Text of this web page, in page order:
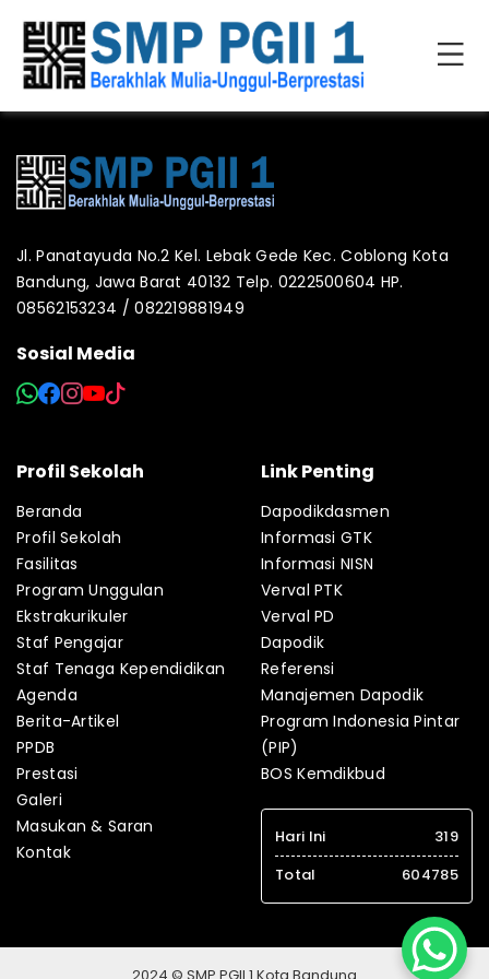
Jl. Panatayuda No.2 Kel. Lebak Gede Kec. Coblong Kota
Bandung, Jawa Barat 40132 Telp. 0222500604 HP.
08562153234 / 082219881949
Sosial Media
Profil Sekolah
Beranda
Profil Sekolah
Fasilitas
Program Unggulan
Ekstrakurikuler
Staf Pengajar
Staf Tenaga Kependidikan
Agenda
Berita-Artikel
PPDB
Prestasi
Galeri
Masukan & Saran
Kontak
Link Penting
Dapodikdasmen
Informasi GTK
Informasi NISN
Verval PTK
Verval PD
Dapodik
Referensi
Manajemen Dapodik
Program Indonesia Pintar
(PIP)
BOS Kemdikbud
Hari Ini
319
Total
604785